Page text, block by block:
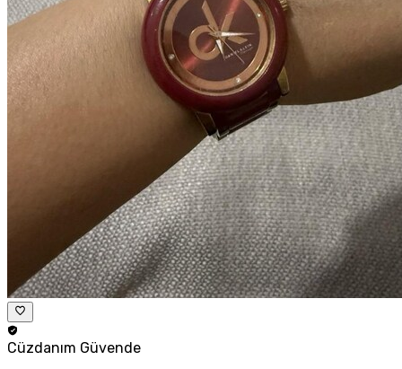
Cüzdanım Güvende